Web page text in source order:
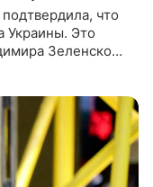
что
Украины. Это
Зеленского